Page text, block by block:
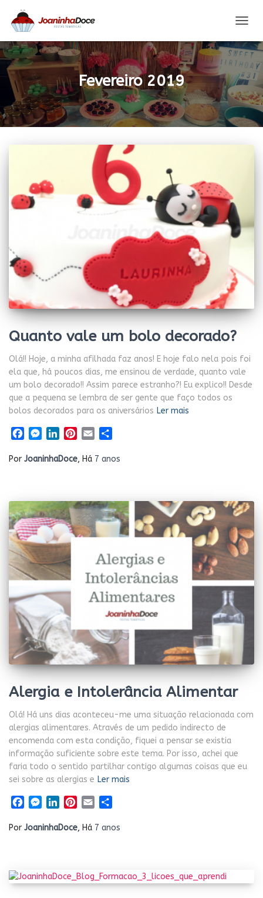
A
Fevereiro 2019
Quanto vale um bolo decorado?
Olá!! Hoje, a minha afilhada faz anos! E hoje falo nela pois foi
ela que, há poucos dias, me ensinou de verdade, quanto vale
um bolo decorado!! Assim parece estranho?! Eu explico!! Desde
que a pequena se lembra de ser gente que faço todos os
bolos decorados para os aniversários Ler mais
Facebook
Messenger
LinkedInPinterest
Email
Por JoaninhaDoce, Há 7 anos
Alergia e Intolerância Alimentar
Olá! Há uns dias aconteceu-me uma situação relacionada com
alergias alimentares. Através de um pedido indirecto de
encomenda com esta condição, fiquei a pensar se existia
informação suficiente sobre este tema. Por isso, achei que
faria todo o sentido partilhar contigo algumas coisas que eu
sei sobre as alergias e Ler mais
Facebook
Messenger
LinkedInPinterest
Email
Por JoaninhaDoce, Há 7 anos